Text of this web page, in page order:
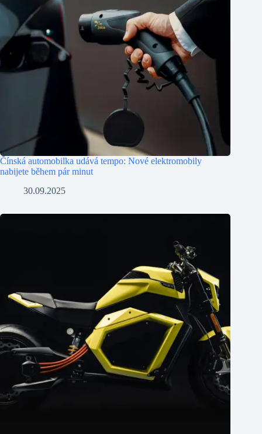
Čínská automobilka udává tempo: Nové elektromobily
nabijete během pár minut
30.09.2025